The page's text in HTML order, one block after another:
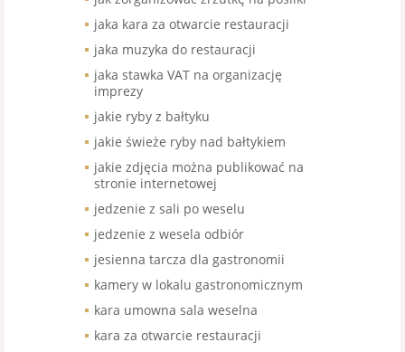
jaka kara za otwarcie restauracji
jaka muzyka do restauracji
jaka stawka VAT na organizację
imprezy
jakie ryby z bałtyku
jakie świeże ryby nad bałtykiem
jakie zdjęcia można publikować na
stronie internetowej
jedzenie z sali po weselu
jedzenie z wesela odbiór
jesienna tarcza dla gastronomii
kamery w lokalu gastronomicznym
kara umowna sala weselna
kara za otwarcie restauracji